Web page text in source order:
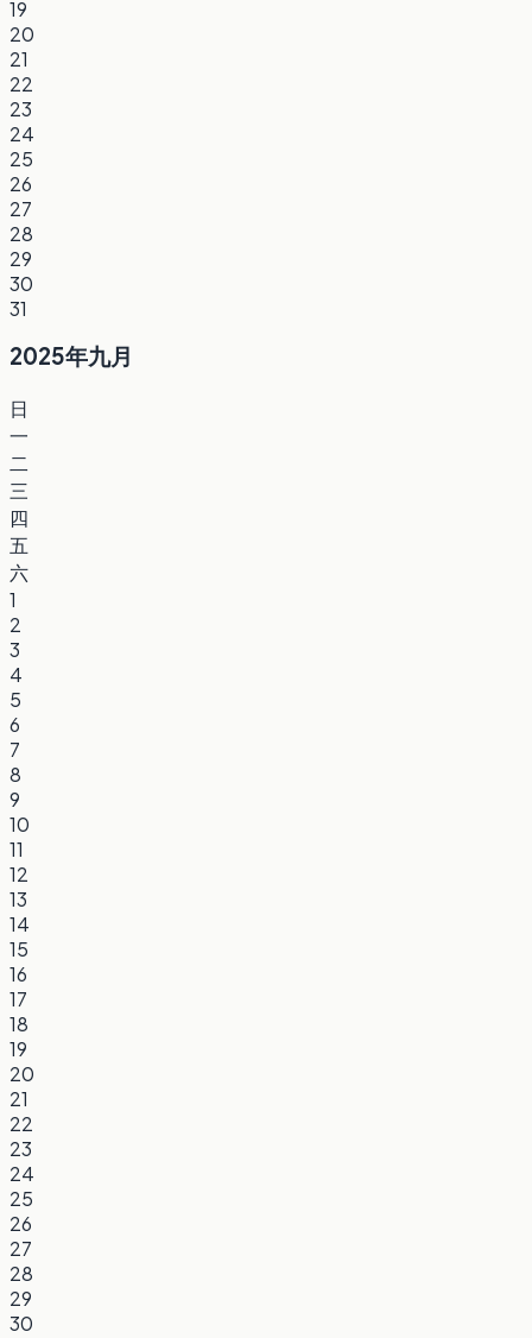
19
20
21
22
23
24
25
26
27
28
29
30
31
2025年九月
日
一
二
三
四
五
六
1
2
3
4
5
6
7
8
9
10
11
12
13
14
15
16
17
18
19
20
21
22
23
24
25
26
27
28
29
30